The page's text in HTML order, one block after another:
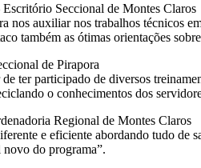
Seccional de Montes Claros
nos auxiliar nos trabalhos técnicos
também as ótimas orientações
de Pirapora
ter participado de diversos
o conhecimentos dos
Regional de Montes Claros
e eficiente abordando tudo de
novo do programa”.